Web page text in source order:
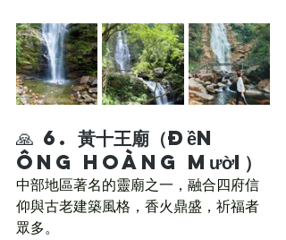
🙏 6. 黃十王廟（Đền
Ông Hoàng Mười）
中部地區著名的靈廟之一，融合四府信
仰與古老建築風格，香火鼎盛，祈福者
眾多。